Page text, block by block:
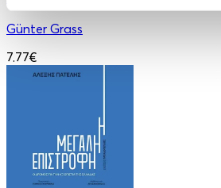
Günter Grass
7.77€